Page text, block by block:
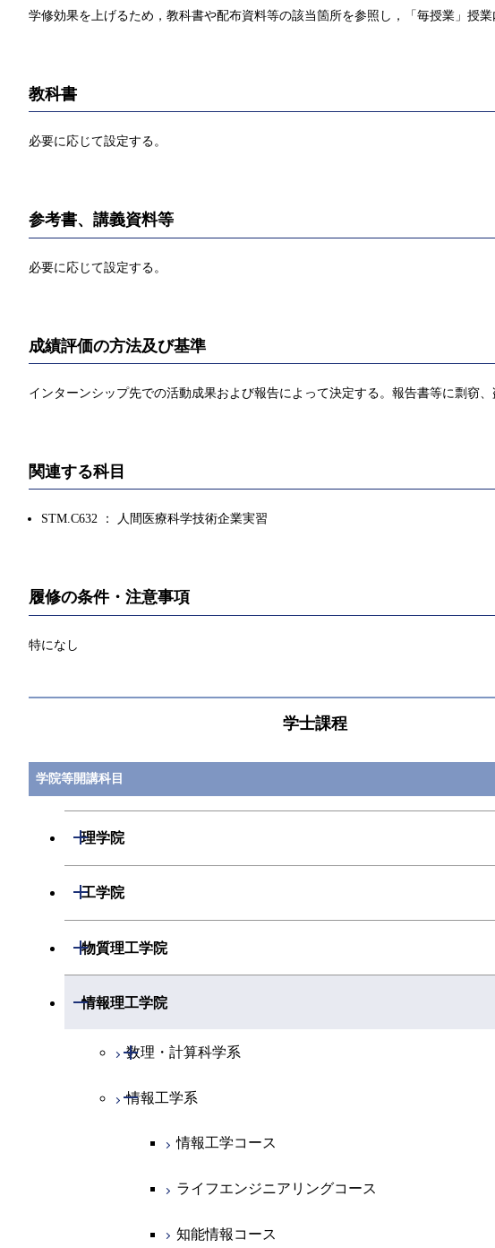
学修効果を上げるため，教科書や配布資料等の該当箇所を参照し，「毎授業」授
教科書
必要に応じて設定する。
参考書、講義資料等
必要に応じて設定する。
成績評価の方法及び基準
インターンシップ先での活動成果および報告によって決定する。報告書等に剽窃
関連する科目
STM.C632 ： 人間医療科学技術企業実習
履修の条件・注意事項
特になし
学士課程
学院等開講科目
理学院
開閉
物理学コース
化学系
開閉
工学院
開閉
機械系
開閉
物質理工学院
開閉
材料系
開閉
材料コース
エネルギーコース
エネルギー・情報コース
ライフエンジニアリングコース
原子核工学コース
応用化学系
応用化学コース
エネルギーコース
エネルギー・情報コース
ライフエンジニアリングコース
専門科目
情報理工学院
開閉
数理・計算科学系
開閉
数理・計算科学コース
知能情報コース
情報工学系
開閉
情報工学コース
ライフエンジニアリングコース
知能情報コース